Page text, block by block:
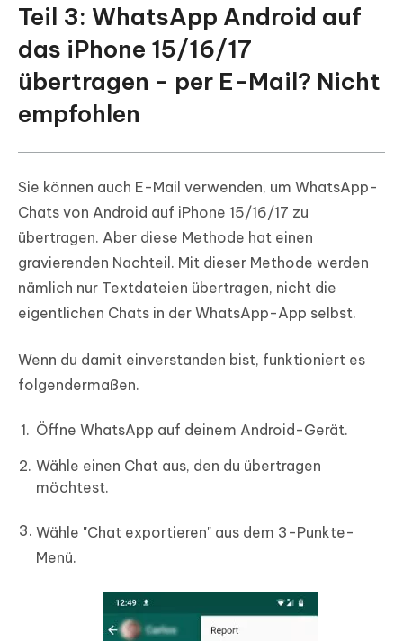
Teil 3: WhatsApp Android auf
das iPhone 15/16/17
übertragen - per E-Mail? Nicht
empfohlen
Sie können auch E-Mail verwenden, um WhatsApp-
Chats von Android auf iPhone 15/16/17 zu
übertragen. Aber diese Methode hat einen
gravierenden Nachteil. Mit dieser Methode werden
nämlich nur Textdateien übertragen, nicht die
eigentlichen Chats in der WhatsApp-App selbst.
Wenn du damit einverstanden bist, funktioniert es
folgendermaßen.
Öffne WhatsApp auf deinem Android-Gerät.
Wähle einen Chat aus, den du übertragen
möchtest.
Wähle "Chat exportieren" aus dem 3-Punkte-
Menü.